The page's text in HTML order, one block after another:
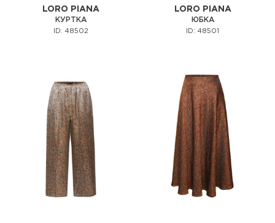
LORO PIANA
КУРТКА
ID: 48502
LORO PIANA
ЮБКА
ID: 48501